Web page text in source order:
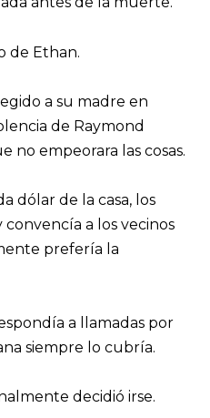
de Ethan.
a su madre en
de Raymond
no empeorara las cosas.
dólar de la casa, los
convencía a los vecinos
prefería la
a llamadas por
siempre lo cubría.
decidió irse.